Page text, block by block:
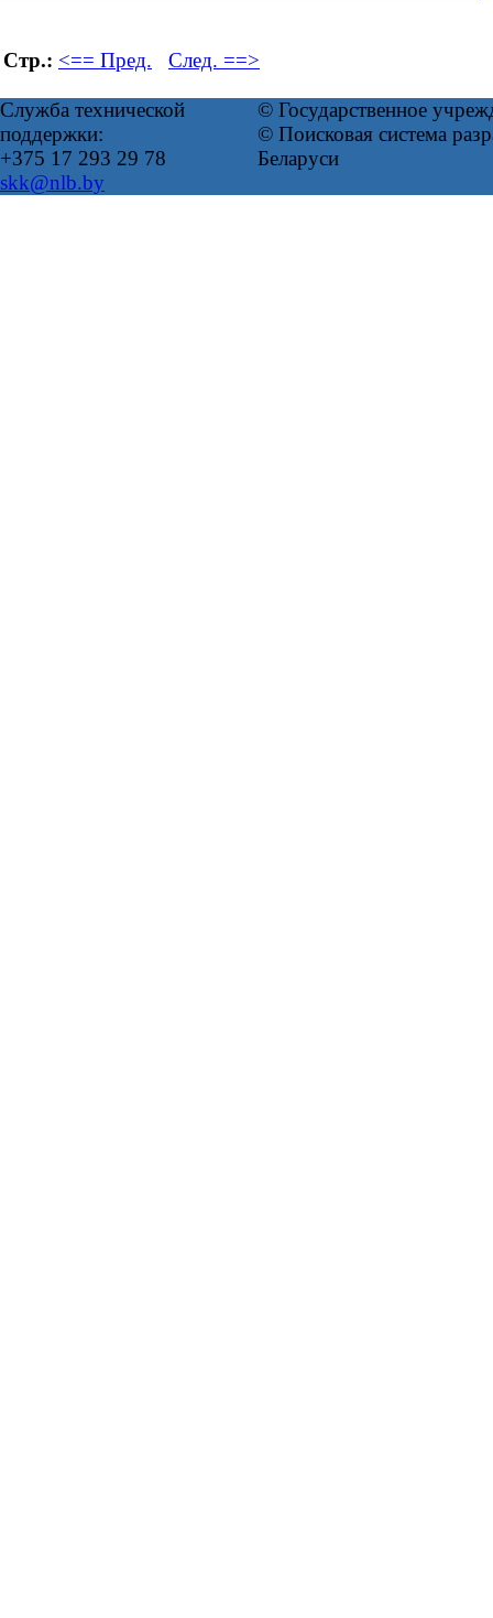
Стр.: <== Пред. След. ==>
Служба технической
поддержки:
+375 17 293 29 78
skk@nlb.by
© Государственное
© Поисковая система
Беларуси